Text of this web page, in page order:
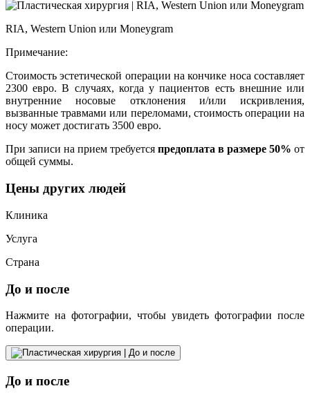
RIA, Western Union или Moneygram
Примечание:
Стоимость эстетической операции на кончике носа составляет
2300 евро. В случаях, когда у пациентов есть внешние или
внутренние носовые отклонения и/или искривления,
вызванные травмами или переломами, стоимость операции на
носу может достигать 3500 евро.
При записи на прием требуется предоплата в размере 50% от
общей суммы.
Цены других людей
Клиника
Услуга
Страна
До и после
Нажмите на фотографии, чтобы увидеть фотографии после
операции.
До и после